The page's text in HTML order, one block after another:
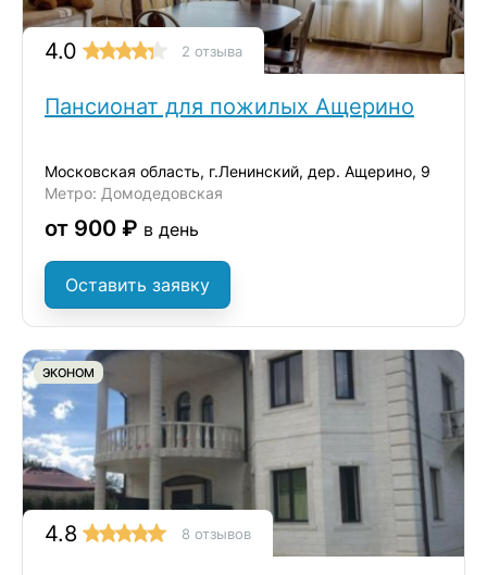
4.0 2 отзыва
Пансионат для пожилых Ащерино
Московская область, г.Ленинский, дер. Ащерино, 9
Метро: Домодедовская
от 900 ₽ в день
Оставить заявку
ЭКОНОМ
4.8 8 отзывов